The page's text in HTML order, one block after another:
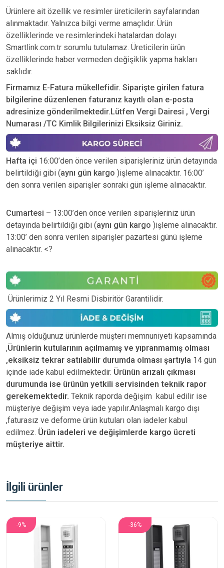
Ürünlere ait özellik ve resimler üreticilerin sayfalarından
alınmaktadır. Yalnızca bilgi verme amaçlıdır. Ürün
özelliklerinde ve resimlerindeki hatalardan dolayı
Smartlink.com.tr sorumlu tutulamaz. Üreticilerin ürün
özelliklerinde haber vermeden değişiklik yapma hakları
saklıdır.
Firmamız E-Fatura mükellefidir. Siparişte girilen fatura
bilgilerine düzenlenen faturanız kayıtlı olan e-posta
adresinize gönderilmektedir.Lütfen Vergi Dairesi , Vergi
Numarası /TC Kimlik Bilgilerinizi Eksiksiz Giriniz.
Hafta içi 16:00’den önce verilen siparişleriniz ürün detayında
belirtildiği gibi (aynı gün kargo )işleme alınacaktır. 16:00’
den sonra verilen siparişler sonraki gün işleme alınacaktır.
Cumartesi – 13:00’den önce verilen siparişleriniz ürün
detayında belirtildiği gibi (aynı gün kargo )işleme alınacaktır.
13:00’ den sonra verilen siparişler pazartesi günü işleme
alınacaktır. <?
Ürünlerimiz 2 Yıl Resmi Disbiritör Garantilidir.
Almış olduğunuz ürünlerde müşteri memnuniyeti kapsamında
,Ürünlerin kutularının açılmamış ve yıpranmamış olması
,eksiksiz tekrar satılabilir durumda olması şartıyla 14 gün
içinde iade kabul edilmektedir. Ürünün arızalı çıkması
durumunda ise ürünün yetkili servisinden teknik rapor
gerekemektedir. Teknik raporda değişim kabul edilir ise
müşteriye değişim veya iade yapılır.Anlaşmalı kargo dışı
,faturasız ve deforme ürün kutuları olan iadeler kabul
edilmez. Ürün iadeleri ve değişimlerde kargo ücreti
müşteriye aittir.
İlgili ürünler
-9% -36%